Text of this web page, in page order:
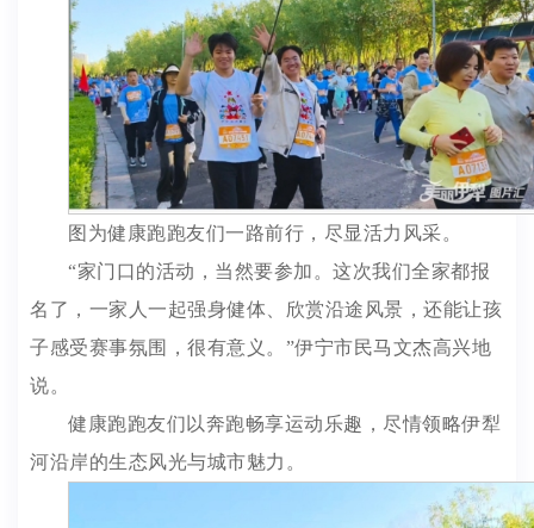
图为健康跑跑友们一路前行，尽显活力风采。
“家门口的活动，当然要参加。这次我们全家都报
名了，一家人一起强身健体、欣赏沿途风景，还能让孩
子感受赛事氛围，很有意义。”伊宁市民马文杰高兴地
说。
健康跑跑友们以奔跑畅享运动乐趣，尽情领略伊犁
河沿岸的生态风光与城市魅力。